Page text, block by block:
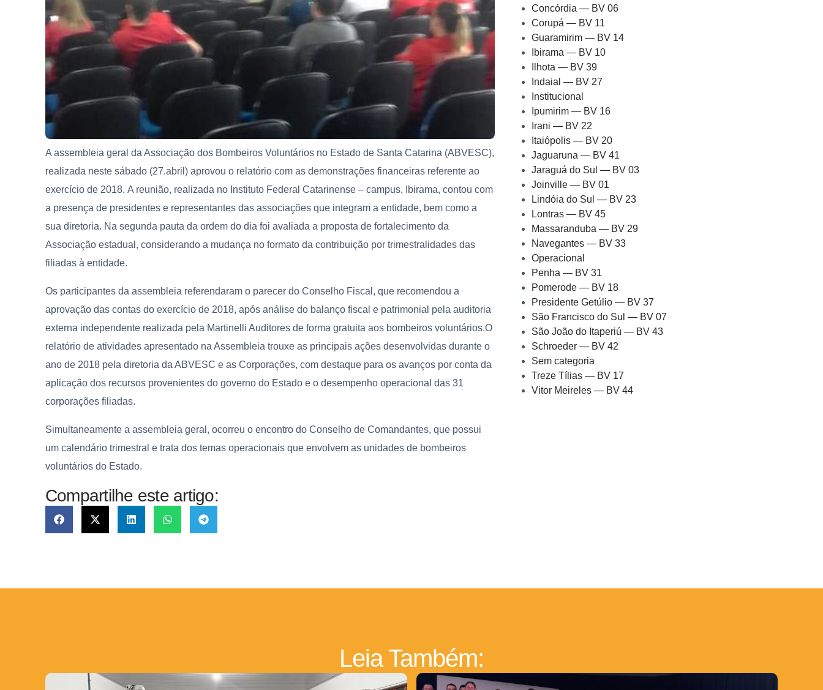
A assembleia geral da Associação dos Bombeiros Voluntários no Estado de Santa Catarina (ABVESC),
realizada neste sábado (27.abril) aprovou o relatório com as demonstrações financeiras referente ao
exercício de 2018. A reunião, realizada no Instituto Federal Catarinense – campus, Ibirama, contou com
a presença de presidentes e representantes das associações que integram a entidade, bem como a
sua diretoria. Na segunda pauta da ordem do dia foi avaliada a proposta de fortalecimento da
Associação estadual, considerando a mudança no formato da contribuição por trimestralidades das
filiadas à entidade.
Os participantes da assembleia referendaram o parecer do Conselho Fiscal, que recomendou a
aprovação das contas do exercício de 2018, após análise do balanço fiscal e patrimonial pela auditoria
externa independente realizada pela Martinelli Auditores de forma gratuita aos bombeiros voluntários.O
relatório de atividades apresentado na Assembleia trouxe as principais ações desenvolvidas durante o
ano de 2018 pela diretoria da ABVESC e as Corporações, com destaque para os avanços por conta da
aplicação dos recursos provenientes do governo do Estado e o desempenho operacional das 31
corporações filiadas.
Simultaneamente a assembleia geral, ocorreu o encontro do Conselho de Comandantes, que possui
um calendário trimestral e trata dos temas operacionais que envolvem as unidades de bombeiros
voluntários do Estado.
Compartilhe este artigo:
Concórdia — BV 06
Corupá — BV 11
Guaramirim — BV 14
Ibirama — BV 10
Ilhota — BV 39
Indaial — BV 27
Institucional
Ipumirim — BV 16
Irani — BV 22
Itaiópolis — BV 20
Jaguaruna — BV 41
Jaraguá do Sul — BV 03
Joinville — BV 01
Lindóia do Sul — BV 23
Lontras — BV 45
Massaranduba — BV 29
Navegantes — BV 33
Operacional
Penha — BV 31
Pomerode — BV 18
Presidente Getúlio — BV 37
São Francisco do Sul — BV 07
São João do Itaperiú — BV 43
Schroeder — BV 42
Sem categoria
Treze Tílias — BV 17
Vitor Meireles — BV 44
Leia Também: